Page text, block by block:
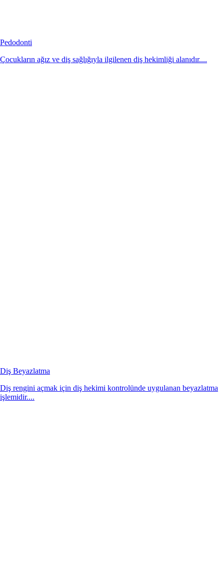
Pedodonti
Çocukların ağız ve diş sağlığıyla ilgilenen diş hekimliği alanıdır....
Diş Beyazlatma
Diş rengini açmak için diş hekimi kontrolünde uygulanan beyazlatma
işlemidir....